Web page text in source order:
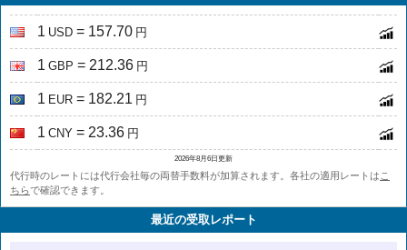
1 USD = 157.70 円
1 GBP = 212.36 円
1 EUR = 182.21 円
1 CNY = 23.36 円
2026年8月6日更新
代行時のレートには代行会社毎の両替手数料が加算されます。各社の適用レートは こ
ちらで確認できます。
最近の受取レポート